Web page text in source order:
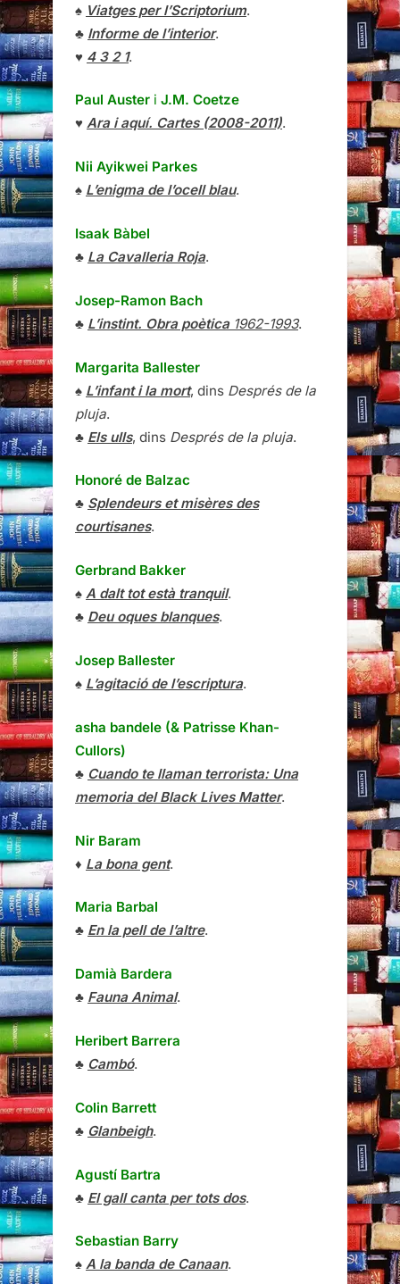
♠ Viatges per l’Scriptorium.
♣ Informe de l’interior.
♥ 4 3 2 1.
Paul Auster i J.M. Coetze
♥ Ara i aquí. Cartes (2008-2011).
Nii Ayikwei Parkes
♠ L’enigma de l’ocell blau.
Isaak Bàbel
♣ La Cavalleria Roja.
Josep-Ramon Bach
♣ L’instint. Obra poètica1962-1993.
Margarita Ballester
♠ L’infant i la mort, dins Després de la
pluja.
♣ Els ulls, dins Després de la pluja.
Honoré de Balzac
♣ Splendeurs et misères des
courtisanes.
Gerbrand Bakker
♠ A dalt tot està tranquil.
♣ Deu oques blanques.
Josep Ballester
♠ L’agitació de l’escriptura.
asha bandele (& Patrisse Khan-
Cullors)
♣ Cuando te llaman terrorista: Una
memoria del Black Lives Matter.
Nir Baram
♦ La bona gent.
Maria Barbal
♣ En la pell de l’altre.
Damià Bardera
♣ Fauna Animal.
Heribert Barrera
♣ Cambó.
Colin Barrett
♣ Glanbeigh.
Agustí Bartra
♣ El gall canta per tots dos.
Sebastian Barry
♠ A la banda de Canaan.